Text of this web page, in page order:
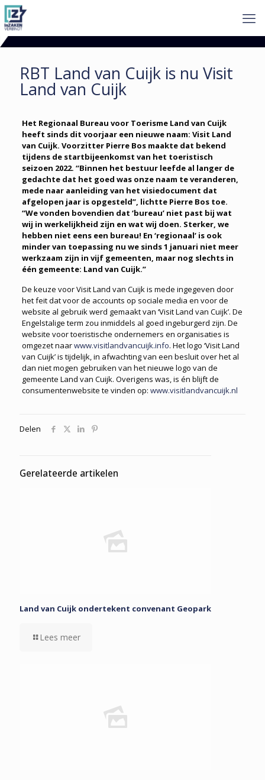
RBT Land van Cuijk is nu Visit
Land van Cuijk
Het Regionaal Bureau voor Toerisme Land van Cuijk
heeft sinds dit voorjaar een nieuwe naam: Visit Land
van Cuijk. Voorzitter Pierre Bos maakte dat bekend
tijdens de startbijeenkomst van het toeristisch
seizoen 2022. “Binnen het bestuur leefde al langer de
gedachte dat het goed was onze naam te veranderen,
mede naar aanleiding van het visiedocument dat
afgelopen jaar is opgesteld”, lichtte Pierre Bos toe.
“We vonden bovendien dat ‘bureau’ niet past bij wat
wij in werkelijkheid zijn en wat wij doen. Sterker, we
hebben niet eens een bureau! En ‘regionaal’ is ook
minder van toepassing nu we sinds 1 januari niet meer
werkzaam zijn in vijf gemeenten, maar nog slechts in
één gemeente: Land van Cuijk.”
De keuze voor Visit Land van Cuijk is mede ingegeven door
het feit dat voor de accounts op sociale media en voor de
website al gebruik werd gemaakt van ‘Visit Land van Cuijk’. De
Engels­talige term zou inmiddels al goed ingeburgerd zijn. De
website voor toeristische ondernemers en organisaties is
omgezet naarwww.visitlandvancuijk.info. Het logo ‘Visit Land
van Cuijk’ is tijdelijk, in afwachting van een besluit over het al
dan niet mogen gebruiken van het nieuwe logo van de
gemeente Land van Cuijk. Overigens was, is én blijft de
consumentenwebsite te vinden op: www.visitlandvancuijk.nl
Delen
Gerelateerde artikelen
Land van Cuijk ondertekent convenant Geopark
Lees meer